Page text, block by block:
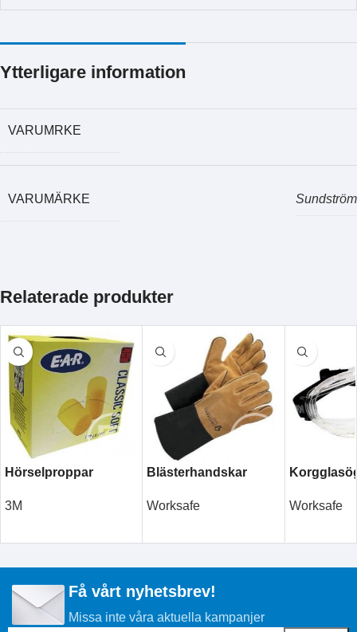
Ytterligare information
VARUMRKE
VARUMÄRKE Sundström
Relaterade produkter
Hörselproppar
3M
Blästerhandskar
Worksafe Worksafe
Få vårt nyhetsbrev!
Missa inte våra aktuella kampanjer